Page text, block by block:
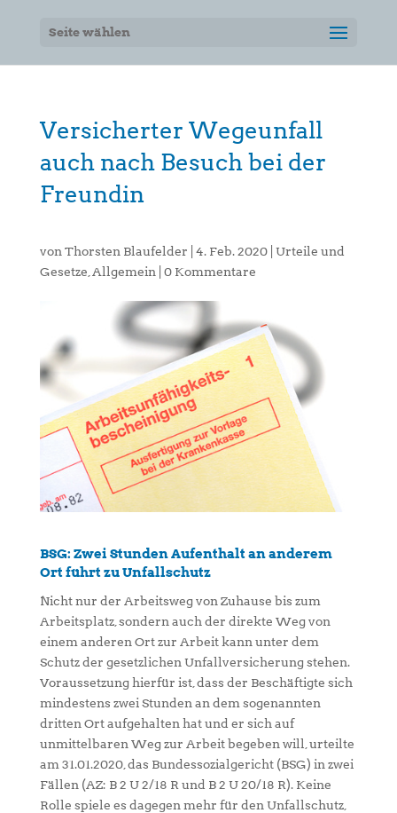
Seite wählen
Versicherter Wegeunfall
auch nach Besuch bei der
Freundin
von Thorsten Blaufelder 4. Feb. 2020| Urteile und
Gesetze Allgemein 0 Kommentare
BSG: Zwei Stunden Aufenthalt an anderem
Ort führt zu Unfallschutz
Nicht nur der Arbeitsweg von Zuhause bis zum
Arbeitsplatz, sondern auch der direkte Weg von
einem anderen Ort zur Arbeit kann unter dem
Schutz der gesetzlichen Unfallversicherung stehen.
Voraussetzung hierfür ist, dass der Beschäftigte sich
mindestens zwei Stunden an dem sogenannten
dritten Ort aufgehalten hat und er sich auf
unmittelbaren Weg zur Arbeit begeben will, urteilte
am 31.01.2020, das Bundessozialgericht (BSG) in zwei
Fällen (AZ: B 2 U 2/18 R und B 2 U 20/18 R). Keine
Rolle spiele es dagegen mehr für den Unfallschutz,